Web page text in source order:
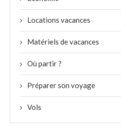
Locations vacances
Matériels de vacances
Où partir ?
Préparer son voyage
Vols